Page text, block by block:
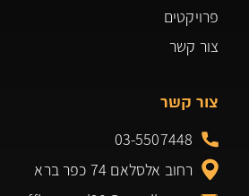
פרויקטים
צור קשר
צור קשר
03-5507448
רחוב אלסלאם 74 כפר ברא